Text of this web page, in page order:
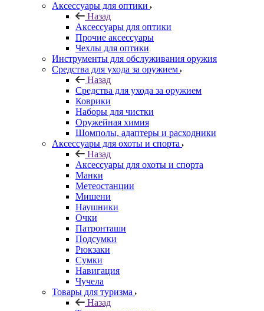
Аксессуары для оптики
Назад
Аксессуары для оптики
Прочие аксессуары
Чехлы для оптики
Инструменты для обслуживания оружия
Средства для ухода за оружием
Назад
Средства для ухода за оружием
Коврики
Наборы для чистки
Оружейная химия
Шомполы, адаптеры и расходники
Аксессуары для охоты и спорта
Назад
Аксессуары для охоты и спорта
Манки
Метеостанции
Мишени
Наушники
Очки
Патронташи
Подсумки
Рюкзаки
Сумки
Навигация
Чучела
Товары для туризма
Назад